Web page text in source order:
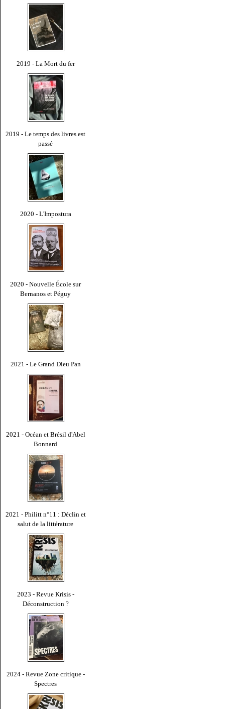
2019 - La Mort du fer
2019 - Le temps des livres est
passé
2020 - L'Impostura
2020 - Nouvelle École sur
Bernanos et Péguy
2021 - Le Grand Dieu Pan
2021 - Océan et Brésil d'Abel
Bonnard
2021 - Philitt n°11 : Déclin et
salut de la littérature
2023 - Revue Krisis -
Déconstruction ?
2024 - Revue Zone critique -
Spectres